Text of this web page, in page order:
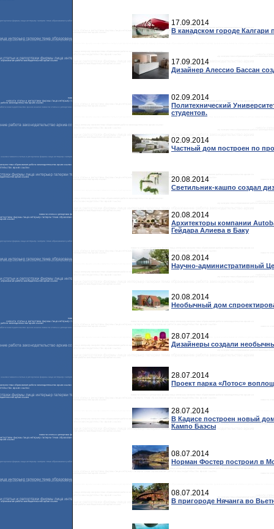
17.09.2014
В канадском городе Калгари
17.09.2014
Дизайнер Алессио Бассан
02.09.2014
Политехнический
студентов.
02.09.2014
Частный дом построен по
20.08.2014
Светильник-кашпо создал
20.08.2014
Архитекторы компании
Гейдара Алиева в Баку
20.08.2014
Научно-административный
20.08.2014
Необычный дом
28.07.2014
Дизайнеры создали
28.07.2014
Проект парка «Лотос»
28.07.2014
В Кадисе построен новый дом
Кампо Баэсы
08.07.2014
Норман Фостер построил в
08.07.2014
В пригороде Нячанга во